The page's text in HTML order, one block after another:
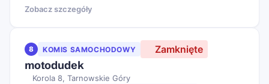
Zobacz szczegóły
8 KOMIS SAMOCHODOWY Zamknięte
motodudek
Korola 8, Tarnowskie Góry